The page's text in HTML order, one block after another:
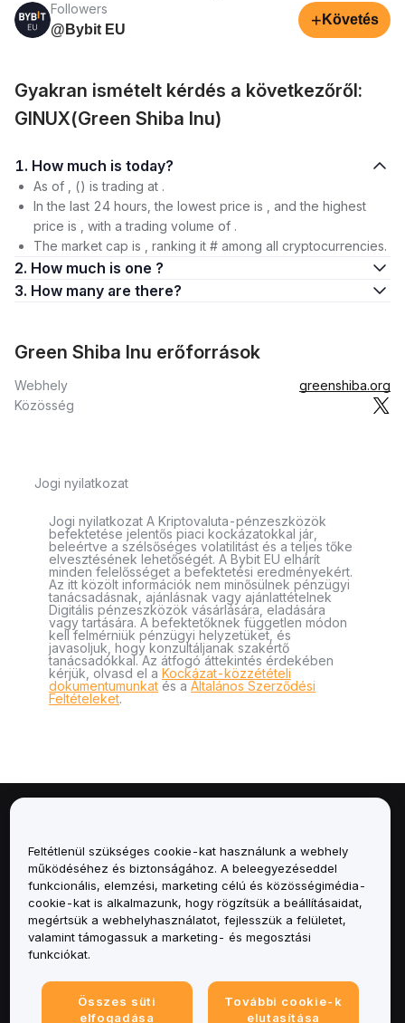
Followers
@Bybit EU
+ Követés
Gyakran ismételt kérdés a következőről:
GINUX(Green Shiba Inu)
1. How much is today?
As of , () is trading at .
In the last 24 hours, the lowest price is , and the highest
price is , with a trading volume of .
The market cap is , ranking it # among all cryptocurrencies.
2. How much is one ?
3. How many are there?
Green Shiba Inu erőforrások
Webhely
greenshiba.org
Közösség
Jogi nyilatkozat
Jogi nyilatkozat A Kriptovaluta-pénzeszközök
befektetése jelentős piaci kockázatokkal jár,
beleértve a szélsőséges volatilitást és a teljes tőke
elvesztésének lehetőségét. A Bybit EU elhárít
minden felelősséget a befektetési eredményekért.
Az itt közölt információk nem minősülnek pénzügyi
tanácsadásnak, ajánlásnak vagy ajánlattételnek
Digitális pénzeszközök vásárlására, eladására
vagy tartására. A befektetőknek független módon
kell felmérniük pénzügyi helyzetüket, és
javasoljuk, hogy konzultáljanak szakértő
tanácsadókkal. Az átfogó áttekintés érdekében
kérjük, olvasd el a Kockázat-közzétételi
dokumentumunkat és a Általános Szerződési
Feltételeket.
Szolgáltatások
Támogatás
Termékek
Feltétlenül szükséges cookie-kat használunk a webhely
működéséhez és biztonságához. A beleegyezéseddel
funkcionális, elemzési, marketing célú és közösségimédia-
cookie-kat is alkalmazunk, hogy rögzítsük a beállításaidat,
megértsük a webhelyhasználatot, fejlesszük a felületet,
valamint támogassuk a marketing- és megosztási
funkciókat.
Összes süti
elfogadása
További cookie-k
elutasítása